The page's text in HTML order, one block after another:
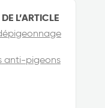
L’ARTICLE
anti-pigeons